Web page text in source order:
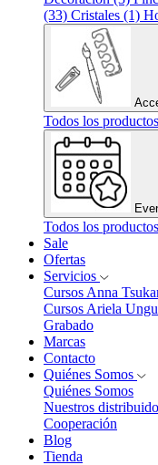
(33) Cristales (1)
Todos los
Todos los
Sale
Ofertas
Servicios
Cursos Anna
Cursos Ariela
Grabado
Marcas
Contacto
Quiénes Somos
Quiénes Somos
Nuestros
Cooperación
Blog
Tienda